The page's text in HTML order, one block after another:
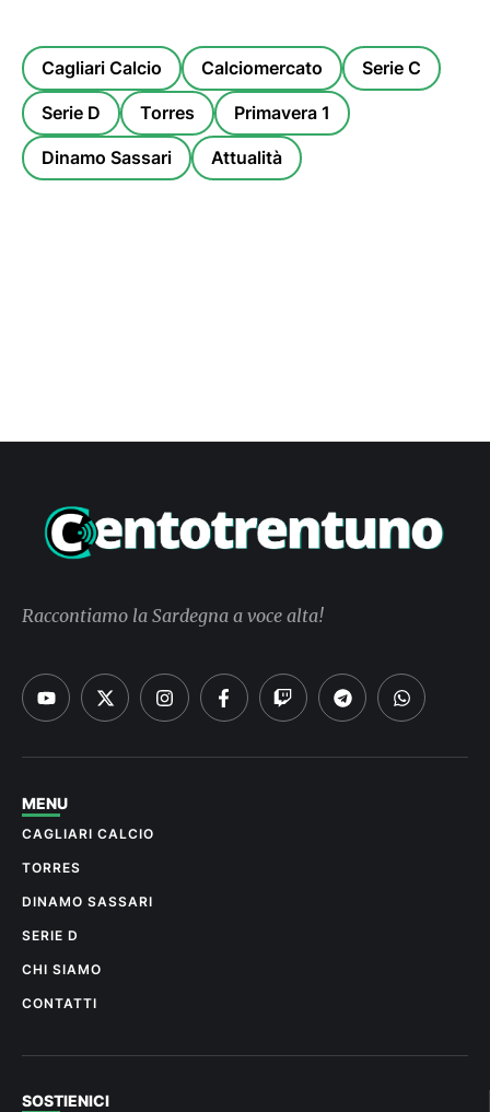
Cagliari Calcio Calciomercato Serie C
Serie D Torres Primavera 1
Dinamo Sassari Attualità
Raccontiamo la Sardegna a voce alta!
MENU
CAGLIARI CALCIO
TORRES
DINAMO SASSARI
SERIE D
CHI SIAMO
CONTATTI
SOSTIENICI